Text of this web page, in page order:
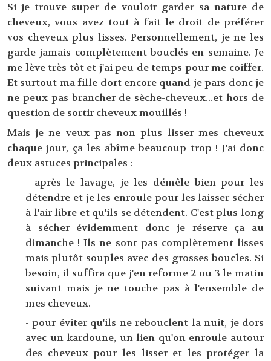
Si je trouve super de vouloir garder sa nature de
cheveux, vous avez tout à fait le droit de préférer
vos cheveux plus lisses. Personnellement, je ne les
garde jamais complètement bouclés en semaine. Je
me lève très tôt et j'ai peu de temps pour me coiffer.
Et surtout ma fille dort encore quand je pars donc je
ne peux pas brancher de sèche-cheveux...et hors de
question de sortir cheveux mouillés !
Mais je ne veux pas non plus lisser mes cheveux
chaque jour, ça les abîme beaucoup trop ! J'ai donc
deux astuces principales :
- après le lavage, je les démêle bien pour les
détendre et je les enroule pour les laisser sécher
à l'air libre et qu'ils se détendent. C'est plus long
à sécher évidemment donc je réserve ça au
dimanche ! Ils ne sont pas complètement lisses
mais plutôt souples avec des grosses boucles. Si
besoin, il suffira que j'en reforme 2 ou 3 le matin
suivant mais je ne touche pas à l'ensemble de
mes cheveux.
- pour éviter qu'ils ne rebouclent la nuit, je dors
avec un kardoune, un lien qu'on enroule autour
des cheveux pour les lisser et les protéger la